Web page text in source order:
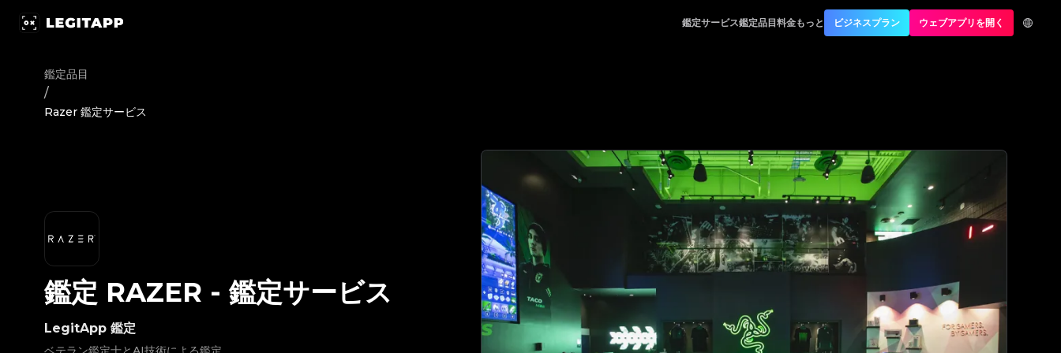
鑑定サービス鑑定品目料金もっと ビジネスプラン ウェブアプリを開く
鑑定品目
/
Razer 鑑定サービス
LegitApp 鑑定
鑑定 RAZER - 鑑定サービス